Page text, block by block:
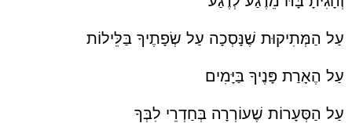
עַל הַמְּתִיקוּת שֶׁנָּסְכָה עַל שְׂפָתֶיךָ בַּלֵּילוֹת
עַל הֶאָרַת פָּנֶיךָ בַּיָּמִים
עַל הַסְּעָרוֹת שֶׁעוֹרְרָה בְּחַדְרֵי לִבְּךָ